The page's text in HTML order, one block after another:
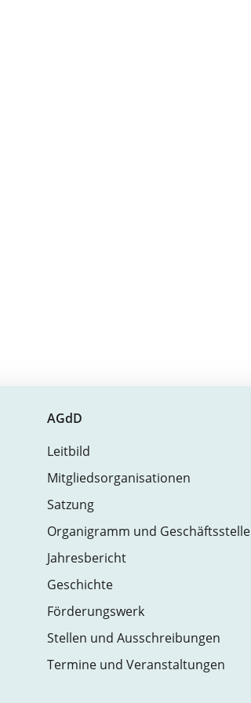
AGdD
Leitbild
Mitgliedsorganisationen
Satzung
Organigramm und Geschäftsstelle
Jahresbericht
Geschichte
Förderungswerk
Stellen und Ausschreibungen
Termine und Veranstaltungen